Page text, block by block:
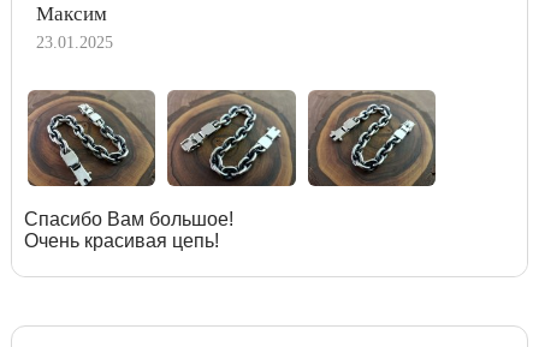
Максим
23.01.2025
Спасибо Вам большое!
Очень красивая цепь!